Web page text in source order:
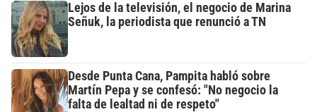
Lejos de la televisión, el negocio de Marina
Señuk, la periodista que renunció a TN
Desde Punta Cana, Pampita habló sobre
Martín Pepa y se confesó: "No negocio la
falta de lealtad ni de respeto"